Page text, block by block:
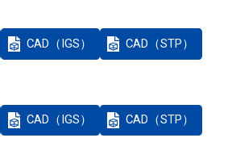
CAD（IGS） CAD（STP）
CAD（IGS） CAD（STP）